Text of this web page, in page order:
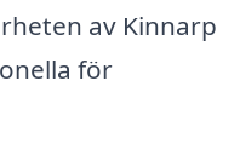
av Kinnarp
för